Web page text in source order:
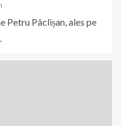
Petru Pâclișan, ales pe